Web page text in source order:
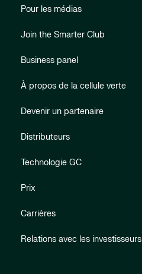
Pour les médias
Join the Smarter Club
Business panel
À propos de la cellule verte
Devenir un partenaire
Distributeurs
Technologie GC
Prix
Carrières
Relations avec les investisseurs